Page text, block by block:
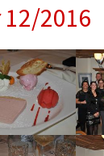
2016